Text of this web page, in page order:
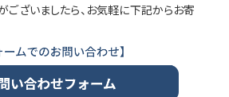
ございましたら、お気軽に下記からお寄